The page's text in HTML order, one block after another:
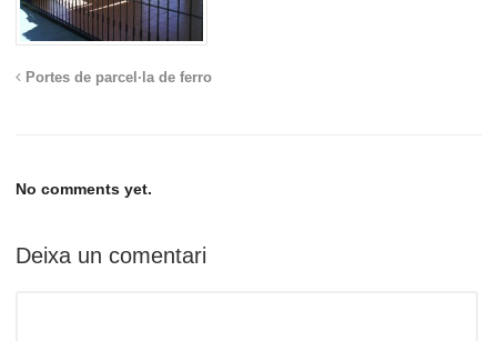
Portes de parcel·la de ferro
No comments yet.
Deixa un comentari